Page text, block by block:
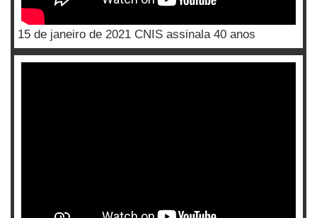
15 de janeiro de 2021 CNIS assinala 40 anos